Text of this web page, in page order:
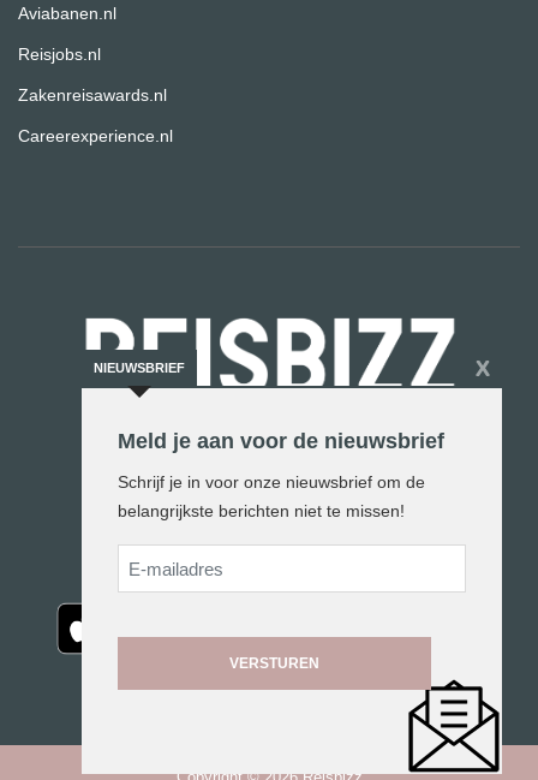
Aviabanen.nl
Reisjobs.nl
Zakenreisawards.nl
Careerexperience.nl
De reiswereld in woord en beeld
NIEUWSBRIEF X
Meld je aan voor de nieuwsbrief
Schrijf je in voor onze nieuwsbrief om de
belangrijkste berichten niet te missen!